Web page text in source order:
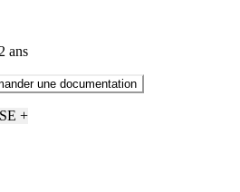
ans
une documentation